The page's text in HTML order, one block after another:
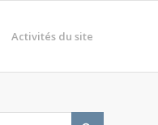
Activités du site